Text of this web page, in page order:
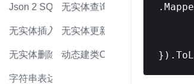
Json 2 SQL 无实体查询
无实体插入 无实体更新
无实体删除 动态建类CRUD
字符串表达式